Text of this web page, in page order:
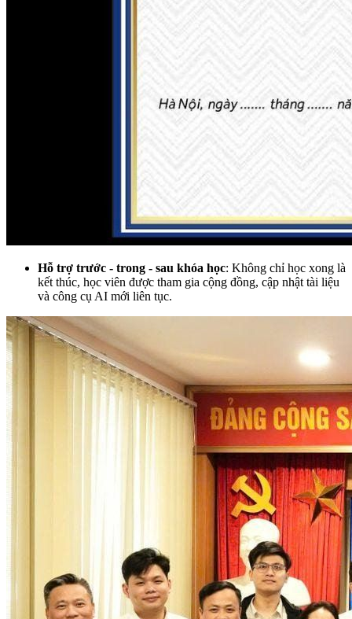
Hỗ trợ trước - trong - sau khóa học: Không chỉ học xong là
kết thúc, học viên được tham gia cộng đồng, cập nhật tài liệu
và công cụ AI mới liên tục.